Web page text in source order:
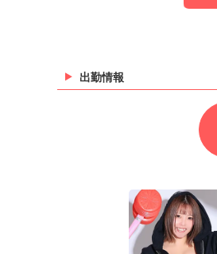
出勤情報